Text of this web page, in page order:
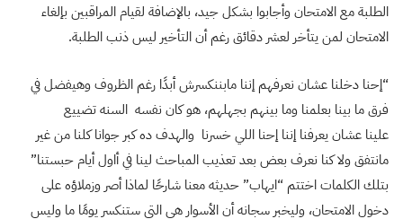
الطلبة مع الامتحان وأجابوا بشكل جيد، بالإضافة لقيام المراقبين بإلغاء
الامتحان لمن يتأخر لعشر دقائق رغم أن التأخير ليس ذنب الطلبة.
“إحنا دخلنا عشان نعرفهم إننا مابننكسرش أبدًا رغم الظروف وهيفضل في
فرق ما بينا بعلمنا وما بينهم بجهلهم، هو كان نفسه السنه تضييع
علينا عشان يعرفنا إننا إحنا اللي خسرنا والهدف ده كبر جوانا كلنا من غير
مانتفق ولا كنا نعرف بعض بعد تعذيب المباحث لينا في أاول أيام حبستنا”
بتلك الكلمات اختتم “ايهاب” حديثه معنا شارحًا لماذا أصر وزملاؤه على
دخول الامتحان، وليخبر سجانه أن الأسوار هي التي ستنكسر يومًا ما وليس